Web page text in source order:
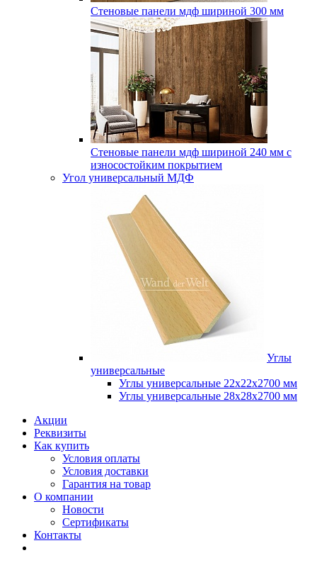
Стеновые панели мдф шириной 300 мм
Стеновые панели мдф шириной 240 мм с
износостойким покрытием
Угол универсальный МДФ
Углы
универсальные
Углы универсальные 22х22х2700 мм
Углы универсальные 28х28х2700 мм
Акции
Реквизиты
Как купить
Условия оплаты
Условия доставки
Гарантия на товар
О компании
Новости
Сертификаты
Контакты